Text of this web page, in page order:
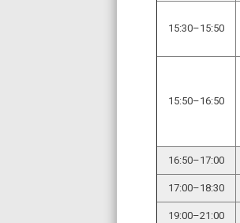
15:30–15:50
15:50–16:50
16:50–17:00
17:00–18:30
19:00–21:00